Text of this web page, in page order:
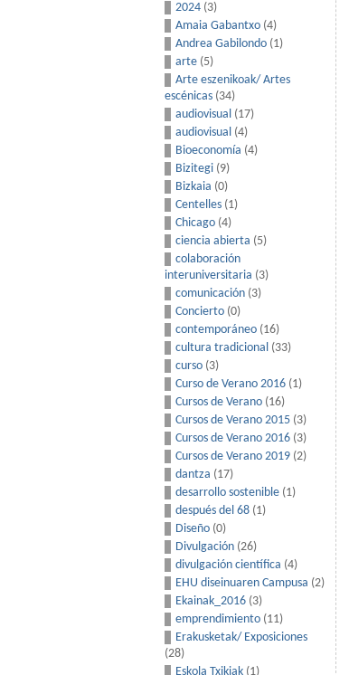
2024 (3)
Amaia Gabantxo (4)
Andrea Gabilondo (1)
arte (5)
Arte eszenikoak/ Artes
escénicas (34)
audiovisual (17)
audiovisual (4)
Bioeconomía (4)
Bizitegi (9)
Bizkaia (0)
Centelles (1)
Chicago (4)
ciencia abierta (5)
colaboración
interuniversitaria (3)
comunicación (3)
Concierto (0)
contemporáneo (16)
cultura tradicional (33)
curso (3)
Curso de Verano 2016 (1)
Cursos de Verano (16)
Cursos de Verano 2015 (3)
Cursos de Verano 2016 (3)
Cursos de Verano 2019 (2)
dantza (17)
desarrollo sostenible (1)
después del 68 (1)
Diseño (0)
Divulgación (26)
divulgación científica (4)
EHU diseinuaren Campusa (2)
Ekainak_2016 (3)
emprendimiento (11)
Erakusketak/ Exposiciones
(28)
Eskola Txikiak (1)